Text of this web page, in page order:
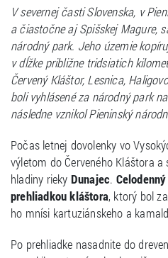
V severnej časti Slovenska, v
a čiastočne aj Spišskej Magure,
národný park. Jeho územie
v dĺžke približne tridsiatich
Červený Kláštor, Lesnica,
boli vyhlásené za národný park
následne vznikol Pieninský
Počas letnej dovolenky vo
výletom do Červeného Kláštora
hladiny rieky Dunajec.
prehliadkou kláštora, ktorý bol
ho mnísi kartuziánskeho a
Po prehliadke nasadnite do